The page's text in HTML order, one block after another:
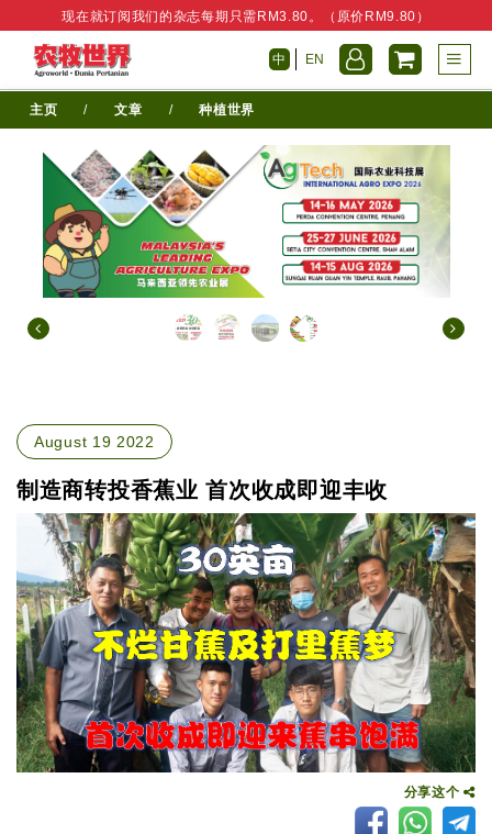
现在就订阅我们的杂志每期只需RM3.80。（原价RM9.80）
中 EN
主页 / 文章 / 种植世界
August 19 2022
制造商转投香蕉业 首次收成即迎丰收
分享这个